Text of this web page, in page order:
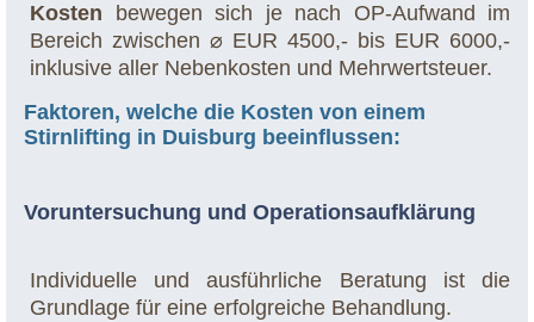
Kosten bewegen sich je nach OP-Aufwand im
Bereich zwischen ⌀ EUR 4500,- bis EUR 6000,-
inklusive aller Nebenkosten und Mehrwertsteuer.
Faktoren, welche die Kosten von einem
Stirnlifting in Duisburg beeinflussen:
Voruntersuchung und Operationsaufklärung
Individuelle und ausführliche Beratung ist die
Grundlage für eine erfolgreiche Behandlung.